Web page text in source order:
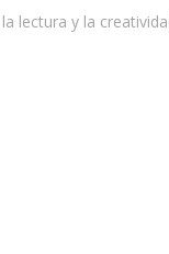
lectura y la